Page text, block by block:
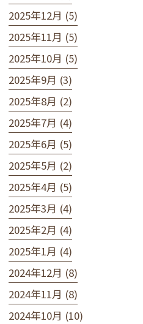
2025年12月 (5)
2025年11月 (5)
2025年10月 (5)
2025年9月 (3)
2025年8月 (2)
2025年7月 (4)
2025年6月 (5)
2025年5月 (2)
2025年4月 (5)
2025年3月 (4)
2025年2月 (4)
2025年1月 (4)
2024年12月 (8)
2024年11月 (8)
2024年10月 (10)